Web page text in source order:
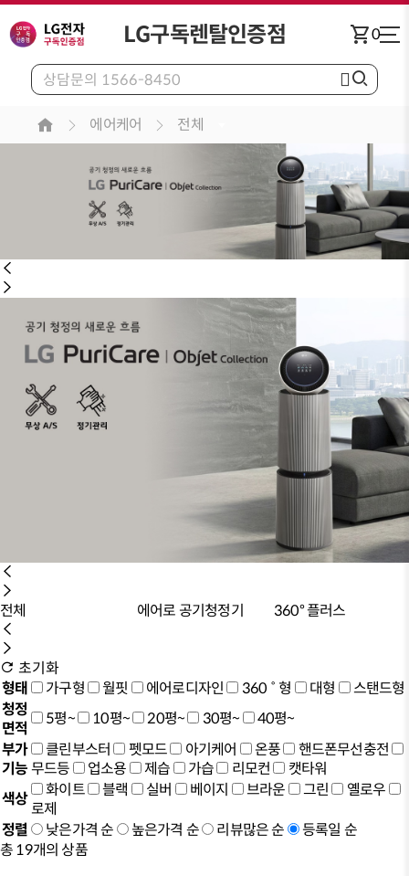
LG구독렌탈인증점 shopping_cart0
에어케어 전체
에어로 공기청정기 360° 플러스 360° ai 알파
초기화
형태
가구형 월핏 에어로디자인 360˚형 대형
스탠드형
청정
면적
5평~ 10평~ 20평~ 30평~
40평~
부가
기능
클린부스터 펫모드 아기케어 온풍
핸드폰무선충전
무드등
업소용 제습 가습 리모컨
캣타워
색상
화이트 블랙 실버 베이지 브라운 그린
옐로우
로제
정렬
낮은가격 순 높은가격 순 리뷰많은 순
등록일 순
총 19개의 상품